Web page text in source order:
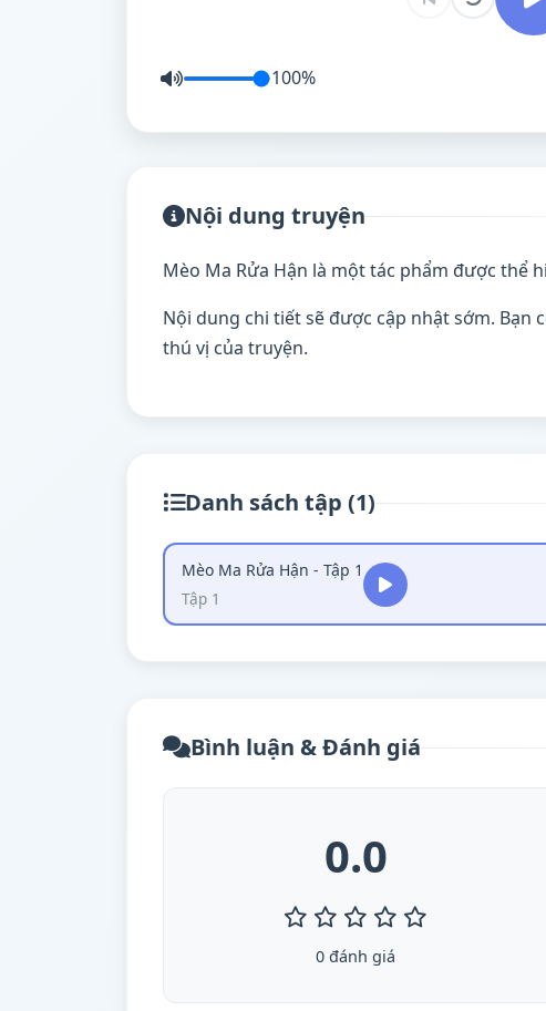
100%
Nội dung truyện
Mèo Ma Rửa Hận là một tác phẩm được thể
Nội dung chi tiết sẽ được cập nhật sớm. Bạn
thú vị của truyện.
Danh sách tập (1)
Mèo Ma Rửa Hận - Tập 1
Tập 1
Bình luận & Đánh giá
0.0
0 đánh giá